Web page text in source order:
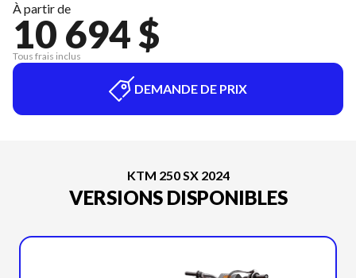
À partir de
10 694 $
Tous frais inclus
DEMANDE DE PRIX
KTM 250 SX 2024
VERSIONS DISPONIBLES